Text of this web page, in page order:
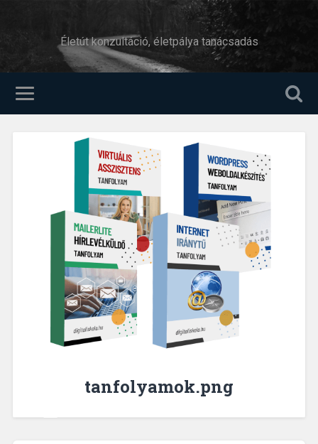
Életút konzultáció, életpálya tanácsadás
tanfolyamok.png